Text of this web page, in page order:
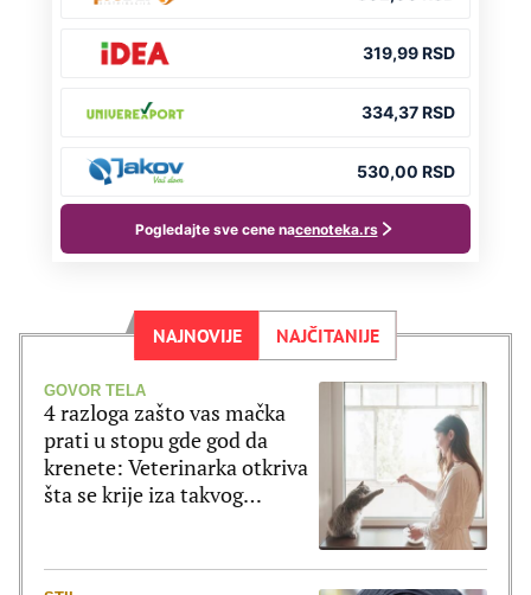
NAJNOVIJE NAJČITANIJE
GOVOR TELA
4 razloga zašto vas mačka
prati u stopu gde god da
krenete: Veterinarka otkriva
šta se krije iza takvog